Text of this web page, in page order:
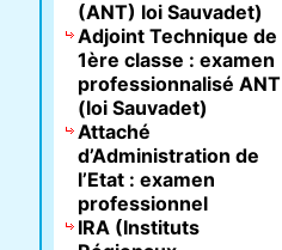
(ANT) loi Sauvadet)
Adjoint Technique de
1ère classe : examen
professionnalisé ANT
(loi Sauvadet)
Attaché
d’Administration de
l’Etat : examen
professionnel
IRA (Instituts